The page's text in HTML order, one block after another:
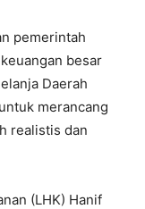
pemerintah
besar
Daerah
merancang
realistis dan
(LHK) Hanif